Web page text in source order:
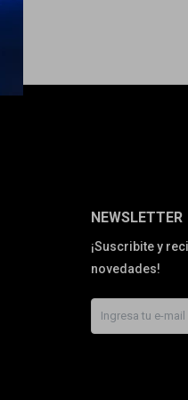
NEWSLETTER
¡Suscribite y
novedades!